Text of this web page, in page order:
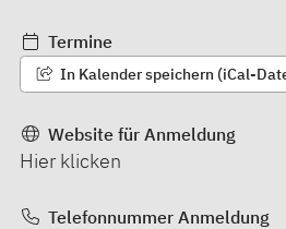
Termine
In Kalender speichern (iCal-
Website für Anmeldung
Hier klicken
Telefonnummer Anmeldung